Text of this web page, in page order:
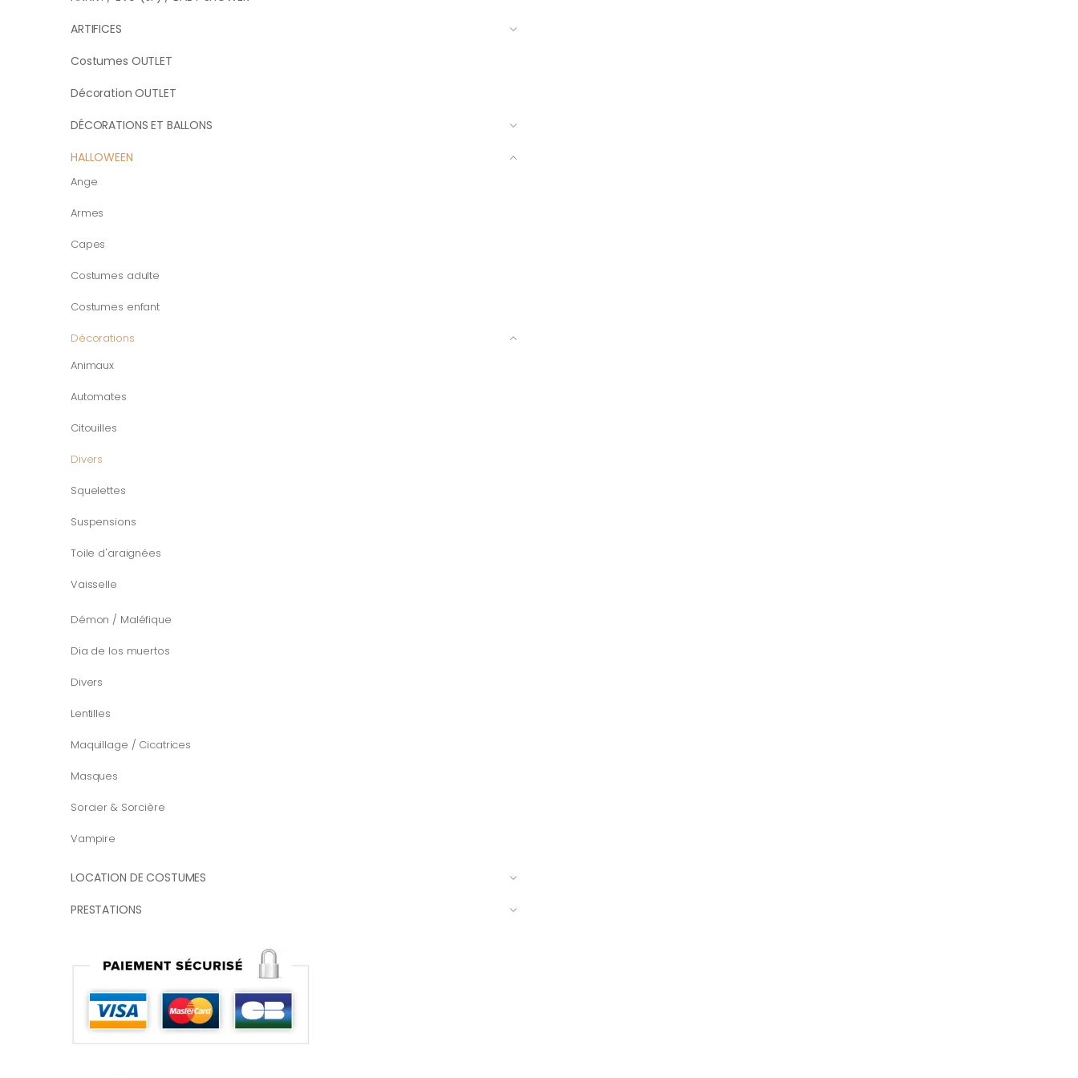
ARTIFICES
Costumes OUTLET
Décoration OUTLET
DÉCORATIONS ET BALLONS
HALLOWEEN
Ange
Armes
Capes
Costumes adulte
Costumes enfant
Décorations
Animaux
Automates
Citouilles
Divers
Squelettes
Suspensions
Toile d'araignées
Vaisselle
Démon / Maléfique
Dia de los muertos
Divers
Lentilles
Maquillage / Cicatrices
Masques
Sorcier & Sorcière
Vampire
LOCATION DE COSTUMES
PRESTATIONS